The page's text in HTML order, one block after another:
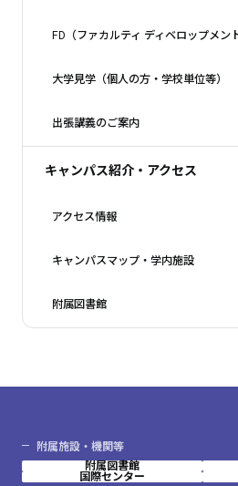
FD（ファカルティ ディベロップメン
大学見学（個人の方・学校単位等）
出張講義のご案内
キャンパス紹介・アクセス
アクセス情報
キャンパスマップ・学内施設
附属図書館
附属施設・機関等
附属図書館
国際センター